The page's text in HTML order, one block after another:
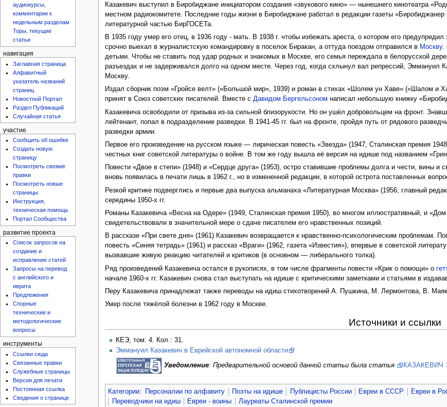
Казакевич выступил в Биробиджане инициатором создания «звукового кино» — нынешнего кинотеатра
местном радиокомитете. Последние годы жизни в Биробиджане работал в редакции газеты «Биробиджанер
литературной частью БирГОСЕТа.
В 1935 году умер его отец, в 1936 году - мать. В 1938 г. чтобы избежать ареста, о котором его
срочно выехал в журналистскую командировку в поселок Биракан, а оттуда поездом отправился в Москву.
детьми. Чтобы не ставить под удар родных и знакомых в Москве, его семья переждала в белорусской
разъездах и не задерживался долго на одном месте. Через год, когда схлынул вал репрессий, Эммануил
Москву.
Издал сборник поэм «Гройсе велт» («Большой мир», 1939) и роман в стихах «Шолем ун Хаве» («Шалом и
принят в Союз советских писателей. Вместе сДавидом Бергельсоном написал небольшую книжку
Казакевича освободили от призыва из-за сильной близорукости. Но он ушёл добровольцем на фронт.
лейтенант, попал в подразделение разведки. В 1941-45 гг. был на фронте, пройдя путь от рядового
разведки армии.
Первое его произведение на русском языке — лирическая повесть «Звезда» (1947, Сталинская премия
честных книг советской литературы о войне. В том же году вышла её версия на идише под названием
Повести «Двое в степи» (1948) и «Сердце друга» (1953), остро ставившие проблемы долга и чести, вины и
вновь появилась в печати лишь в 1962 г., но в измененной редакции, в которой острота поставленных
Резкой критике подверглись и первые два выпуска альманаха «Литературная Москва» (1956; главный
середины 1950-х гг.
Романы Казакевича «Весна на Одере» (1949, Сталинская премия 1950), во многом иллюстративный, и
свидетельствовали в значительной мере о сдаче писателем его нравственных позиций.
В рассказе «При свете дня» (1961) Казакевич возвращается к нравственно-психологическим проблемам.
повесть «Синяя тетрадь» (1961) и рассказ «Враги» (1962, газета «Известия»), впервые в советской
вызвавшие живую реакцию читателей и критиков (в основном — либерального толка).
Ряд произведений Казакевича остался в рукописях, в том числе фрагменты повести «Крик о помощи» о
начале 1960-х гг. Казакевич снова стал выступать на идише с критическими заметками и статьями в
Перу Казакевича принадлежат также переводы на идиш стихотворений А. Пушкина, М. Лермонтова, В.
Умер после тяжёлой болезни в 1962 году в Москве.
Источники и ссылки
КЕЭ, том: 4. Кол.: 31.
Эммануил Казакевич в Еврейской автономной области
Уведомление: Предварительной основой данной статьи была статья КАЗАКЕВИЧ
Категории: Персоналии по алфавиту Поэты на идише Публицисты России Евреи в СССР Евреи в
Переводчики на идиш
Евреи - воины Лауреаты Сталинской премии
аудиокурсы,
комментарии к
недельным разделам
Торы, текущие
статьи
навигация
Заглавная страница
Алфавитный
указатель названий
страниц
Новостной Портал
Раздел Публикаций
Случайная статья
участие
Сообщить об ошибке
Создать новую
страницу
Посмотреть свежие
правки
Посмотреть новые
страницы
Инструкция,
техническая помощь
Портал Сообщества
развитие проекта
Список запросов на
создание и
исправление статей
Запросы на перевод
с английского и
иврита
Предложения
Спорные
технические и
методологические
вопросы
инструменты
Ссылки сюда
Связанные правки
Служебные страницы
Версия для печати
Постоянная ссылка
Сведения о странице